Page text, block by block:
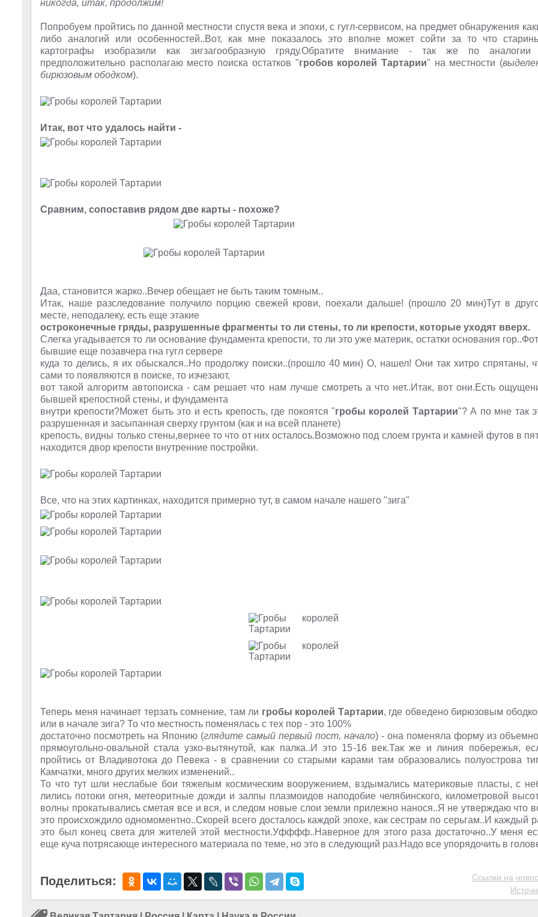
никогда, итак, продолжим!
Попробуем пройтись по данной местности спустя века и эпохи, с гугл-сервисом, на предмет обнаружения
либо аналогий или особенностей..Вот, как мне показалось это вполне может сойти за то что
картографы изобразили как зигзагообразную гряду.Обратите внимание - так же по
предположительно располагаю место поиска остатков "гробов королей Тартарии" на местности (
бирюзовым ободком).
Итак, вот что удалось найти -
Сравним, сопоставив рядом две карты - похоже?
Даа, становится жарко..Вечер обещает не быть таким томным..
Итак, наше разследование получило порцию свежей крови, поехали дальше! (прошло 20 мин)Тут в
месте, неподалеку, есть еще этакие
остроконечные гряды, разрушенные фрагменты то ли стены, то ли крепости, которые уходят вверх.
Слегка угадывается то ли основание фундамента крепости, то ли это уже материк, остатки основания
бывшие еще позавчера гна гугл сервере
куда то делись, я их обыскался..Но продолжу поиски..(прошло 40 мин) О, нашел! Они так хитро спрятаны,
сами то появляются в поиске, то изчезают,
вот такой алгоритм автопоиска - сам решает что нам лучше смотреть а что нет..Итак, вот они.Есть
бывшей крепостной стены, и фундамента
внутри крепости?Может быть это и есть крепость, где покоятся "гробы королей Тартарии"? А по мне так
разрушенная и засыпанная сверху грунтом (как и на всей планете)
крепость, видны только стены,вернее то что от них осталось.Возможно под слоем грунта и камней футов в
находится двор крепости внутренние постройки.
Все, что на этих картинках, находится примерно тут, в самом начале нашего "зига"
Теперь меня начинает терзать сомнение, там ли гробы королей Тартарии, где обведено бирюзовым
или в начале зига? То что местность поменялась с тех пор - это 100%
достаточно посмотреть на Японию (глядите самый первый пост, начало) - она поменяла форму из
прямоугольно-овальной стала узко-вытянутой, как палка..И это 15-16 век.Так же и линия побережья,
пройтись от Владивотока до Певека - в сравнении со старыми карами там образовались полуострова
Камчатки, много других мелких изменений..
То что тут шли неслабые бои тяжелым космическим вооружением, вздымались материковые пласты, с
лились потоки огня, метеоритные дожди и залпы плазмоидов наподобие челябинского, километровой
волны прокатывались сметая все и вся, и следом новые слои земли прилежно нанося..Я не утверждаю что
это происхождило одномоментно..Скорей всего досталось каждой эпохе, как сестрам по серьгам..И каждый
это был конец света для жителей этой местности.Уфффф..Наверное для этого раза достаточно..У меня
еще куча потрясающе интересного материала по теме, но это в следующий раз.Надо все упорядочить в
Поделиться:
Ссылки на